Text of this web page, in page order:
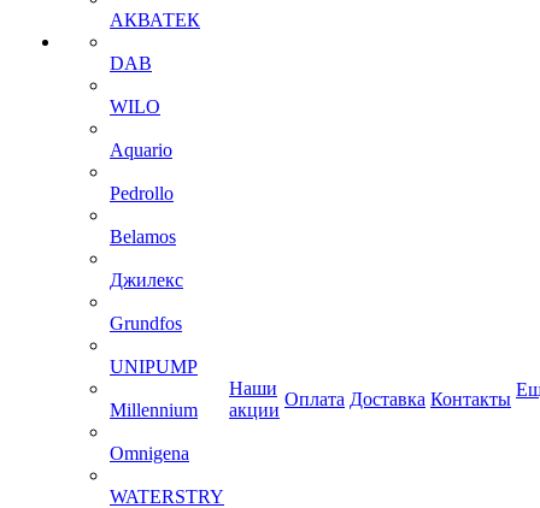
АКВАТЕК
DAB
WILO
Aquario
Pedrollo
Belamos
Джилекс
Grundfos
UNIPUMP
Millennium
Omnigena
WATERSTRY
Наши
акции
Оплата Доставка Контакты